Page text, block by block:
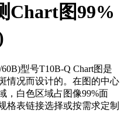
Chart图99%
型号T10B-Q Chart图是
情况而设计的。在图的中心
，白色区域占图像99%面
格表链接选择或按需求定制